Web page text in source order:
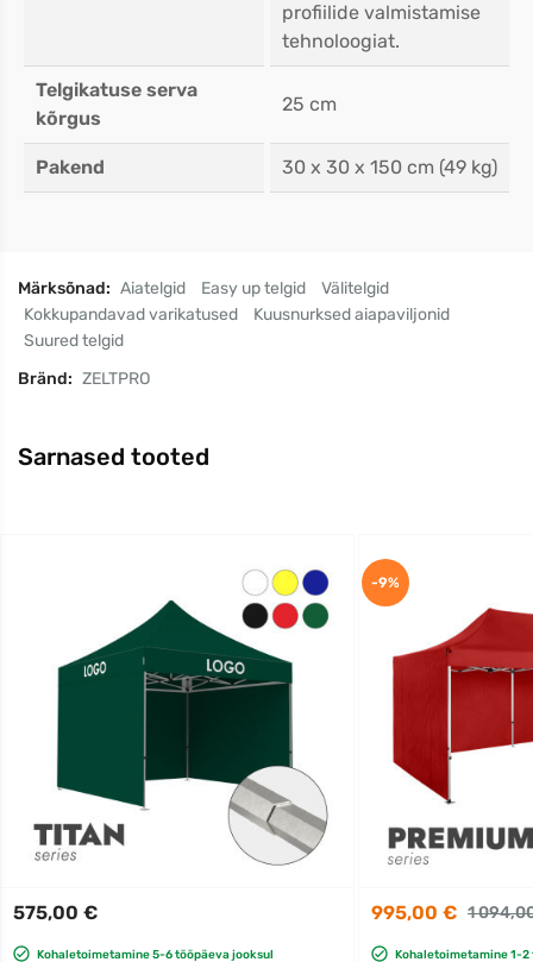
profiilide valmistamise
tehnoloogiat.
Telgikatuse serva
kõrgus
25 cm
Pakend 30 x 30 x 150 cm (49 kg)
Märksõnad: Aiatelgid Easy up telgid
Välitelgid
Kokkupandavad varikatused
Kuusnurksed aiapaviljonid
Suured telgid
Bränd: ZELTPRO
Sarnased tooted
575,00 €
Kohaletoimetamine 5-6 tööpäeva jooksul
995,00 € 1
Kohaletoimetamine 1-
-9%